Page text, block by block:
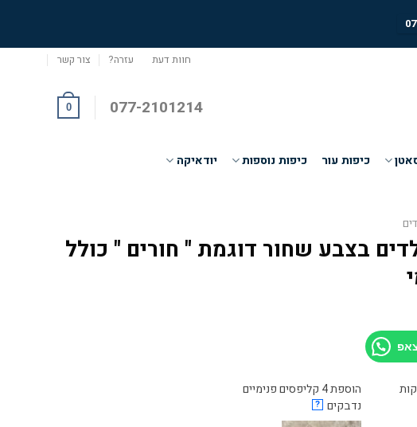
חוות דעת עזרה? צור קשר
077-2101214
0
כיפות עור כיפות נוספות יודאיקה
בצבע שחור דוגמת " חורים " כולל
הוספת 4 קליפסים פנימיים
נדבקים ?